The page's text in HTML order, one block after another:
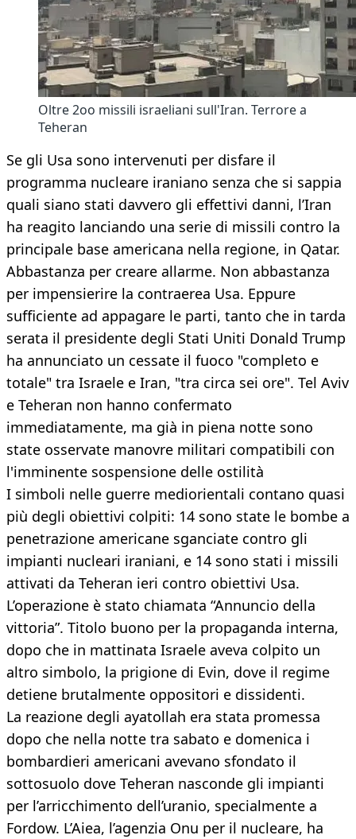
Oltre 2oo missili israeliani sull'Iran. Terrore a
Teheran
Se gli Usa sono intervenuti per disfare il
programma nucleare iraniano senza che si sappia
quali siano stati davvero gli effettivi danni, l’Iran
ha reagito lanciando una serie di missili contro la
principale base americana nella regione, in Qatar.
Abbastanza per creare allarme. Non abbastanza
per impensierire la contraerea Usa. Eppure
sufficiente ad appagare le parti, tanto che in tarda
serata il presidente degli Stati Uniti Donald Trump
ha annunciato un cessate il fuoco "completo e
totale" tra Israele e Iran, "tra circa sei ore". Tel Aviv
e Teheran non hanno confermato
immediatamente, ma già in piena notte sono
state osservate manovre militari compatibili con
l'imminente sospensione delle ostilità
I simboli nelle guerre mediorientali contano quasi
più degli obiettivi colpiti: 14 sono state le bombe a
penetrazione americane sganciate contro gli
impianti nucleari iraniani, e 14 sono stati i missili
attivati da Teheran ieri contro obiettivi Usa.
L’operazione è stato chiamata “Annuncio della
vittoria”. Titolo buono per la propaganda interna,
dopo che in mattinata Israele aveva colpito un
altro simbolo, la prigione di Evin, dove il regime
detiene brutalmente oppositori e dissidenti.
La reazione degli ayatollah era stata promessa
dopo che nella notte tra sabato e domenica i
bombardieri americani avevano sfondato il
sottosuolo dove Teheran nasconde gli impianti
per l’arricchimento dell’uranio, specialmente a
Fordow. L’Aiea, l’agenzia Onu per il nucleare, ha